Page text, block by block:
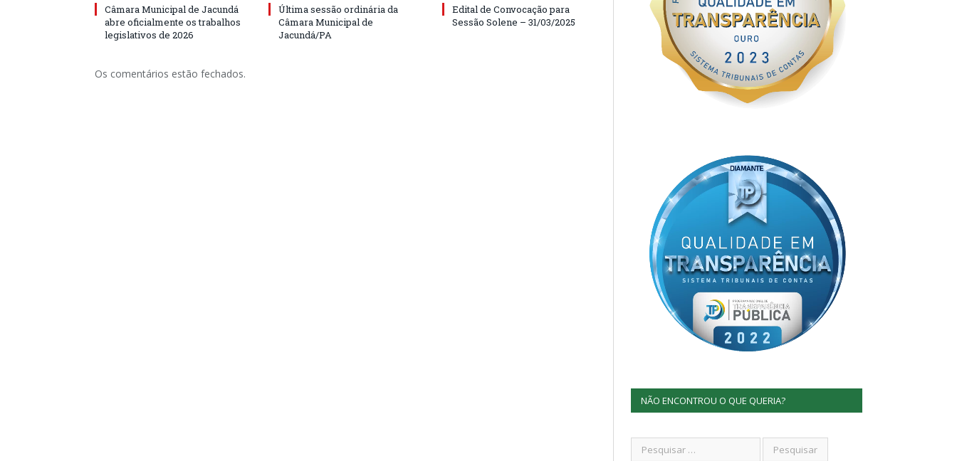
Câmara Municipal de Jacundá
abre oficialmente os trabalhos
legislativos de 2026
Última sessão ordinária da
Câmara Municipal de
Jacundá/PA
Edital de Convocação para
Sessão Solene – 31/03/2025
Os comentários estão fechados.
NÃO ENCONTROU O QUE QUERIA?